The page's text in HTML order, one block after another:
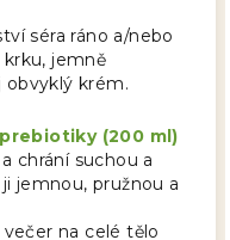
séra ráno a/nebo
jemně
krém.
(200 ml)
chrání suchou a
jemnou, pružnou a
na celé tělo